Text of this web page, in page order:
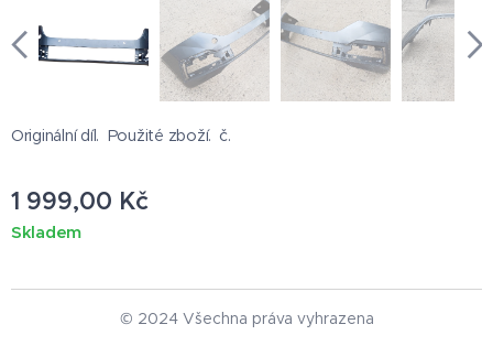
Originální díl. Použité zboží. č.
1 999,00 Kč
Skladem
© 2024 Všechna práva vyhrazena